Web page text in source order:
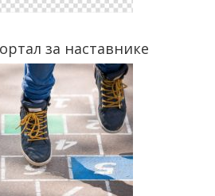
за наставнике